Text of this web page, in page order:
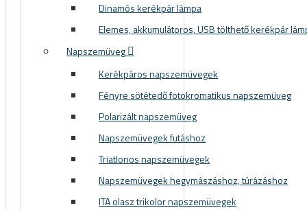
Dinamós kerékpár lámpa
Elemes, akkumulátoros, USB tölthető kerékpár
Napszemüveg
Kerékpáros napszemüvegek
Fényre sötétedő fotokromatikus napszemüveg
Polarizált napszemüveg
Napszemüvegek futáshoz
Triatlonos napszemüvegek
Napszemüvegek hegymászáshoz, túrázáshoz
ITA olasz trikolor napszemüvegek